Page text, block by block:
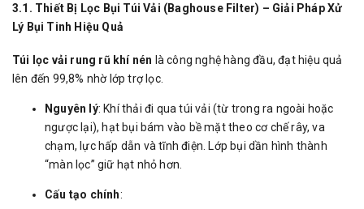
3.1. Thiết Bị Lọc Bụi Túi Vải (Baghouse Filter) – Giải Pháp Xử
Lý Bụi Tinh Hiệu Quả
Túi lọc vải rung rũ khí nén là công nghệ hàng đầu, đạt hiệu quả
lên đến 99,8% nhờ lớp trợ lọc.
Nguyên lý: Khí thải đi qua túi vải (từ trong ra ngoài hoặc
ngược lại), hạt bụi bám vào bề mặt theo cơ chế rây, va
chạm, lực hấp dẫn và tĩnh điện. Lớp bụi dần hình thành
“màn lọc” giữ hạt nhỏ hơn.
Cấu tạo chính: